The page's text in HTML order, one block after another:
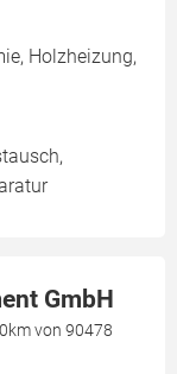
Holzheizung,
GmbH
von 90478